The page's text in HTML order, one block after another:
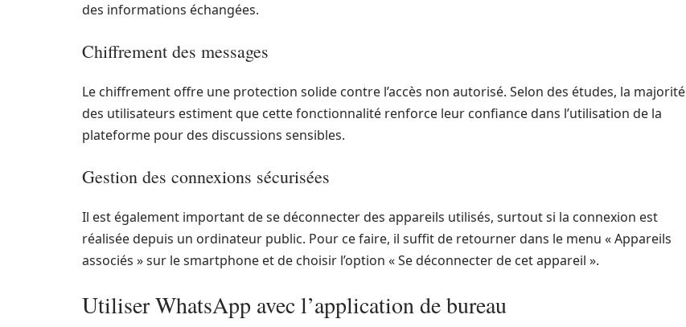
des informations échangées.
Chiffrement des messages
Le chiffrement offre une protection solide contre l’accès non autorisé. Selon des études, la majorité
des utilisateurs estiment que cette fonctionnalité renforce leur confiance dans l’utilisation de la
plateforme pour des discussions sensibles.
Gestion des connexions sécurisées
Il est également important de se déconnecter des appareils utilisés, surtout si la connexion est
réalisée depuis un ordinateur public. Pour ce faire, il suffit de retourner dans le menu « Appareils
associés » sur le smartphone et de choisir l’option « Se déconnecter de cet appareil ».
Utiliser WhatsApp avec l’application de bureau